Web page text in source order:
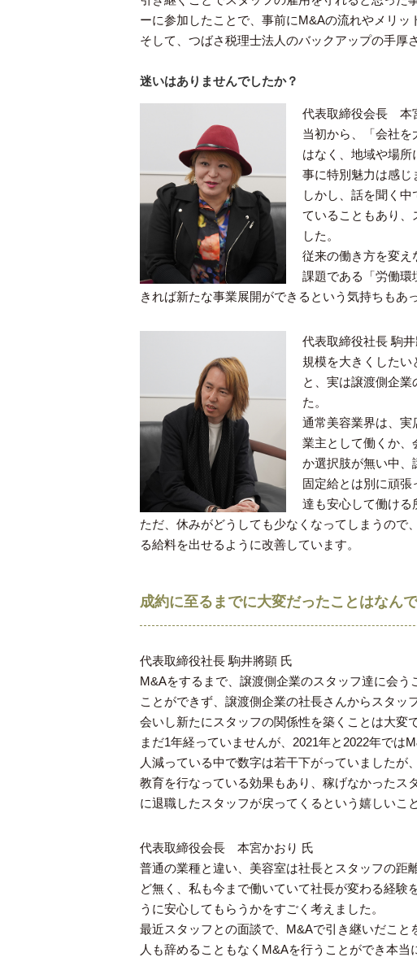
ーに参加したことで、事前にM&Aの流れやメリッ
そして、つばさ税理士法人のバックアップの手厚
迷いはありませんでしたか？
代表取締役会長 本
当初から、「会社
はなく、地域や場
事に特別魅力は感じ
しかし、話を聞く
ていることもあり、
した。
従来の働き方を変え
課題である「労働環
きれば新たな事業展開ができるという気持ちもあ
代表取締役社⻑ 駒
規模を大きくした
と、実は譲渡側企
た。
通常美容業界は、実
業主として働くか、
か選択肢が無い中、
固定給とは別に頑
達も安心して働ける
ただ、休みがどうしても少なくなってしまうので
る給料を出せるように改善しています。
成約に至るまでに大変だったことはなん
代表取締役社⻑ 駒井將顕 ⽒
M&Aをするまで、譲渡側企業のスタッフ達に会
ことができず、譲渡側企業の社長さんからスタ
会いし新たにスタッフの関係性を築くことは大変
まだ1年経っていませんが、2021年と2022年では
人減っている中で数字は若干下がっていましたが
教育を行なっている効果もあり、稼げなかったス
に退職したスタッフが戻ってくるという嬉しいこ
代表取締役会長 本宮かおり 氏
普通の業種と違い、美容室は社長とスタッフの距
ど無く、私も今まで働いていて社長が変わる経験
うに安心してもらうかをすごく考えました。
最近スタッフとの面談で、M&Aで引き継いだこ
人も辞めることもなくM&Aを行うことができ本当